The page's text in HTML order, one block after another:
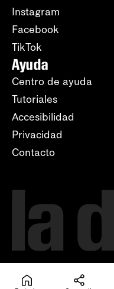
Instagram
Facebook
TikTok
Ayuda
Centro de ayuda
Tutoriales
Accesibilidad
Privacidad
Contacto